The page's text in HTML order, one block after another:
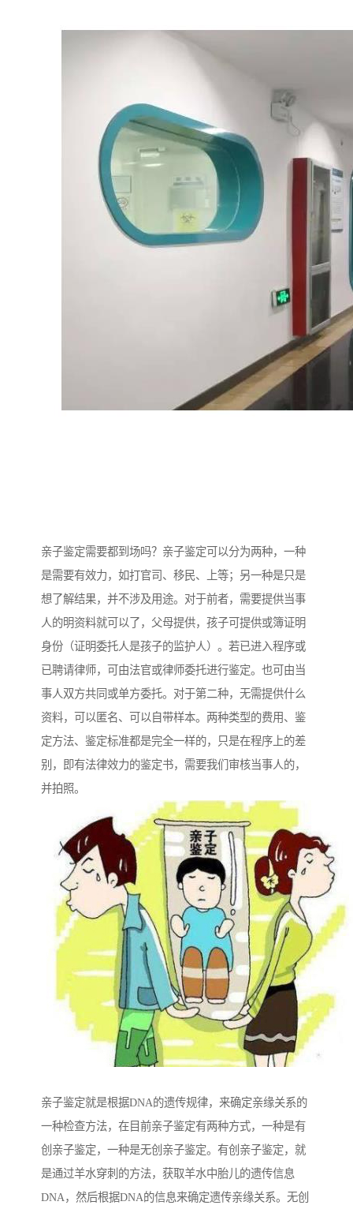
亲子鉴定需要都到场吗？亲子鉴定可以分为两种，一种
是需要有效力，如打官司、移民、上等；另一种是只是
想了解结果，并不涉及用途。对于前者，需要提供当事
人的明资料就可以了，父母提供，孩子可提供或簿证明
身份（证明委托人是孩子的监护人）。若已进入程序或
已聘请律师，可由法官或律师委托进行鉴定。也可由当
事人双方共同或单方委托。对于第二种，无需提供什么
资料，可以匿名、可以自带样本。两种类型的费用、鉴
定方法、鉴定标准都是完全一样的，只是在程序上的差
别，即有法律效力的鉴定书，需要我们审核当事人的，
并拍照。
亲子鉴定就是根据DNA的遗传规律，来确定亲缘关系的
一种检查方法，在目前亲子鉴定有两种方式，一种是有
创亲子鉴定，一种是无创亲子鉴定。有创亲子鉴定，就
是通过羊水穿刺的方法，获取羊水中胎儿的遗传信息
DNA，然后根据DNA的信息来确定遗传亲缘关系。无创